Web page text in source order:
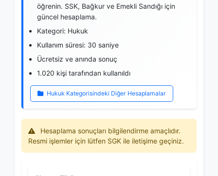
öğrenin. SSK, Bağkur ve Emekli Sandığı için
güncel hesaplama.
Kategori: Hukuk
Kullanım süresi: 30 saniye
Ücretsiz ve anında sonuç
1.020 kişi tarafından kullanıldı
Hukuk Kategorisindeki Diğer Hesaplamalar
Hesaplama sonuçları bilgilendirme amaçlıdır.
Resmi işlemler için lütfen SGK ile iletişime geçiniz.